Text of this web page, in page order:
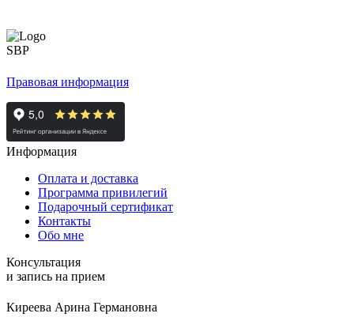
Правовая информация
Информация
Оплата и доставка
Программа привилегий
Подарочный сертификат
Контакты
Обо мне
Консультация
и запись на прием
Киреева Арина Германовна